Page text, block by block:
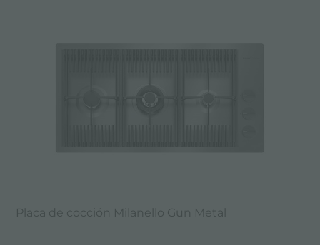
Placa de cocción Milanello Gun Metal